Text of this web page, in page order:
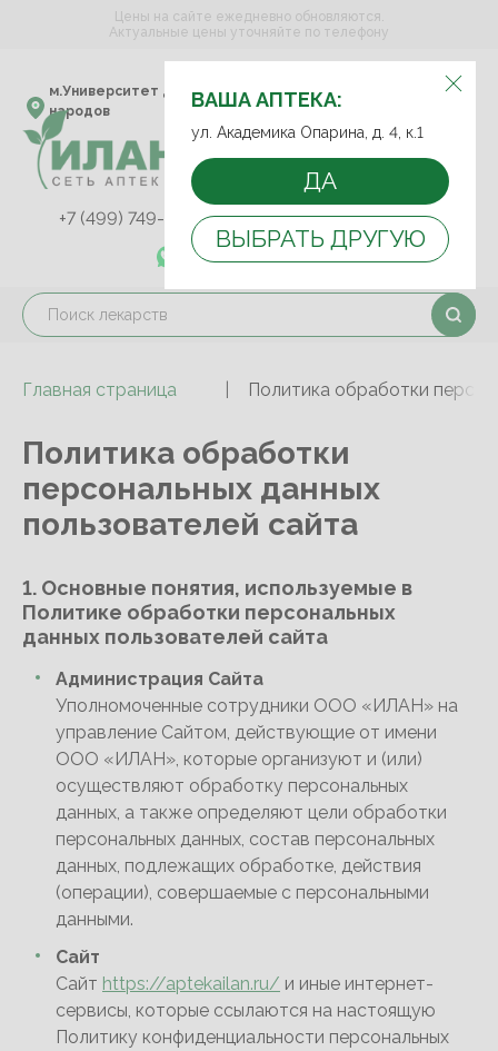
ВЫБЕРИТЕ АПТЕКУ:
м.Университет дружбы
народов
ул. Академика Опарина,
д. 4, к.1
ВАША АПТЕКА:
ул. Академика Опарина, д. 4, к.1
ДА
ВЫБРАТЬ ДРУГУЮ
Цены на сайте ежедневно обновляются.
Актуальные цены уточняйте по телефону
+7 (499) 749-75-92
+7 (499) 749-74-89
+7 (989) 579-78-73
Главная страница Политика обработки
Политика обработки
персональных данных
пользователей сайта
1. Основные понятия, используемые в
Политике обработки персональных
данных пользователей сайта
Администрация Сайта
Уполномоченные сотрудники ООО «ИЛАН» на
управление Сайтом, действующие от имени
ООО «ИЛАН», которые организуют и (или)
осуществляют обработку персональных
данных, а также определяют цели обработки
персональных данных, состав персональных
данных, подлежащих обработке, действия
(операции), совершаемые с персональными
данными.
Сайт
Сайт https://aptekailan.ru/ и иные интернет-
сервисы, которые ссылаются на настоящую
Политику конфиденциальности персональных